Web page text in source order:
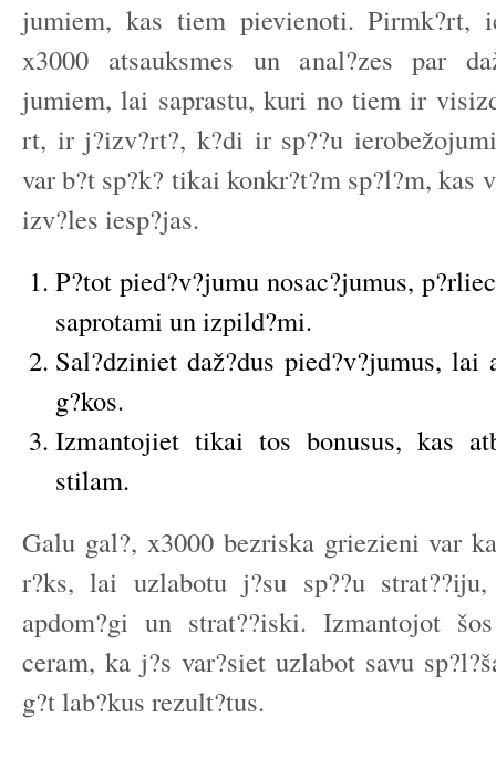
jumiem, kas tiem pievienoti. Pirmk?rt,
x3000 atsauksmes un anal?zes par
jumiem, lai saprastu, kuri no tiem ir
rt, ir j?izv?rt?, k?di ir sp??u
var b?t sp?k? tikai konkr?t?m sp?l?m, kas
izv?les iesp?jas.
P?tot pied?v?jumu nosac?jumus,
saprotami un izpild?mi.
Sal?dziniet daž?dus pied?v?jumus, lai
g?kos.
Izmantojiet tikai tos bonusus, kas
stilam.
Galu gal?, x3000 bezriska griezieni var
r?ks, lai uzlabotu j?su sp??u
apdom?gi un strat??iski. Izmantojot
ceram, ka j?s var?siet uzlabot savu
g?t lab?kus rezult?tus.